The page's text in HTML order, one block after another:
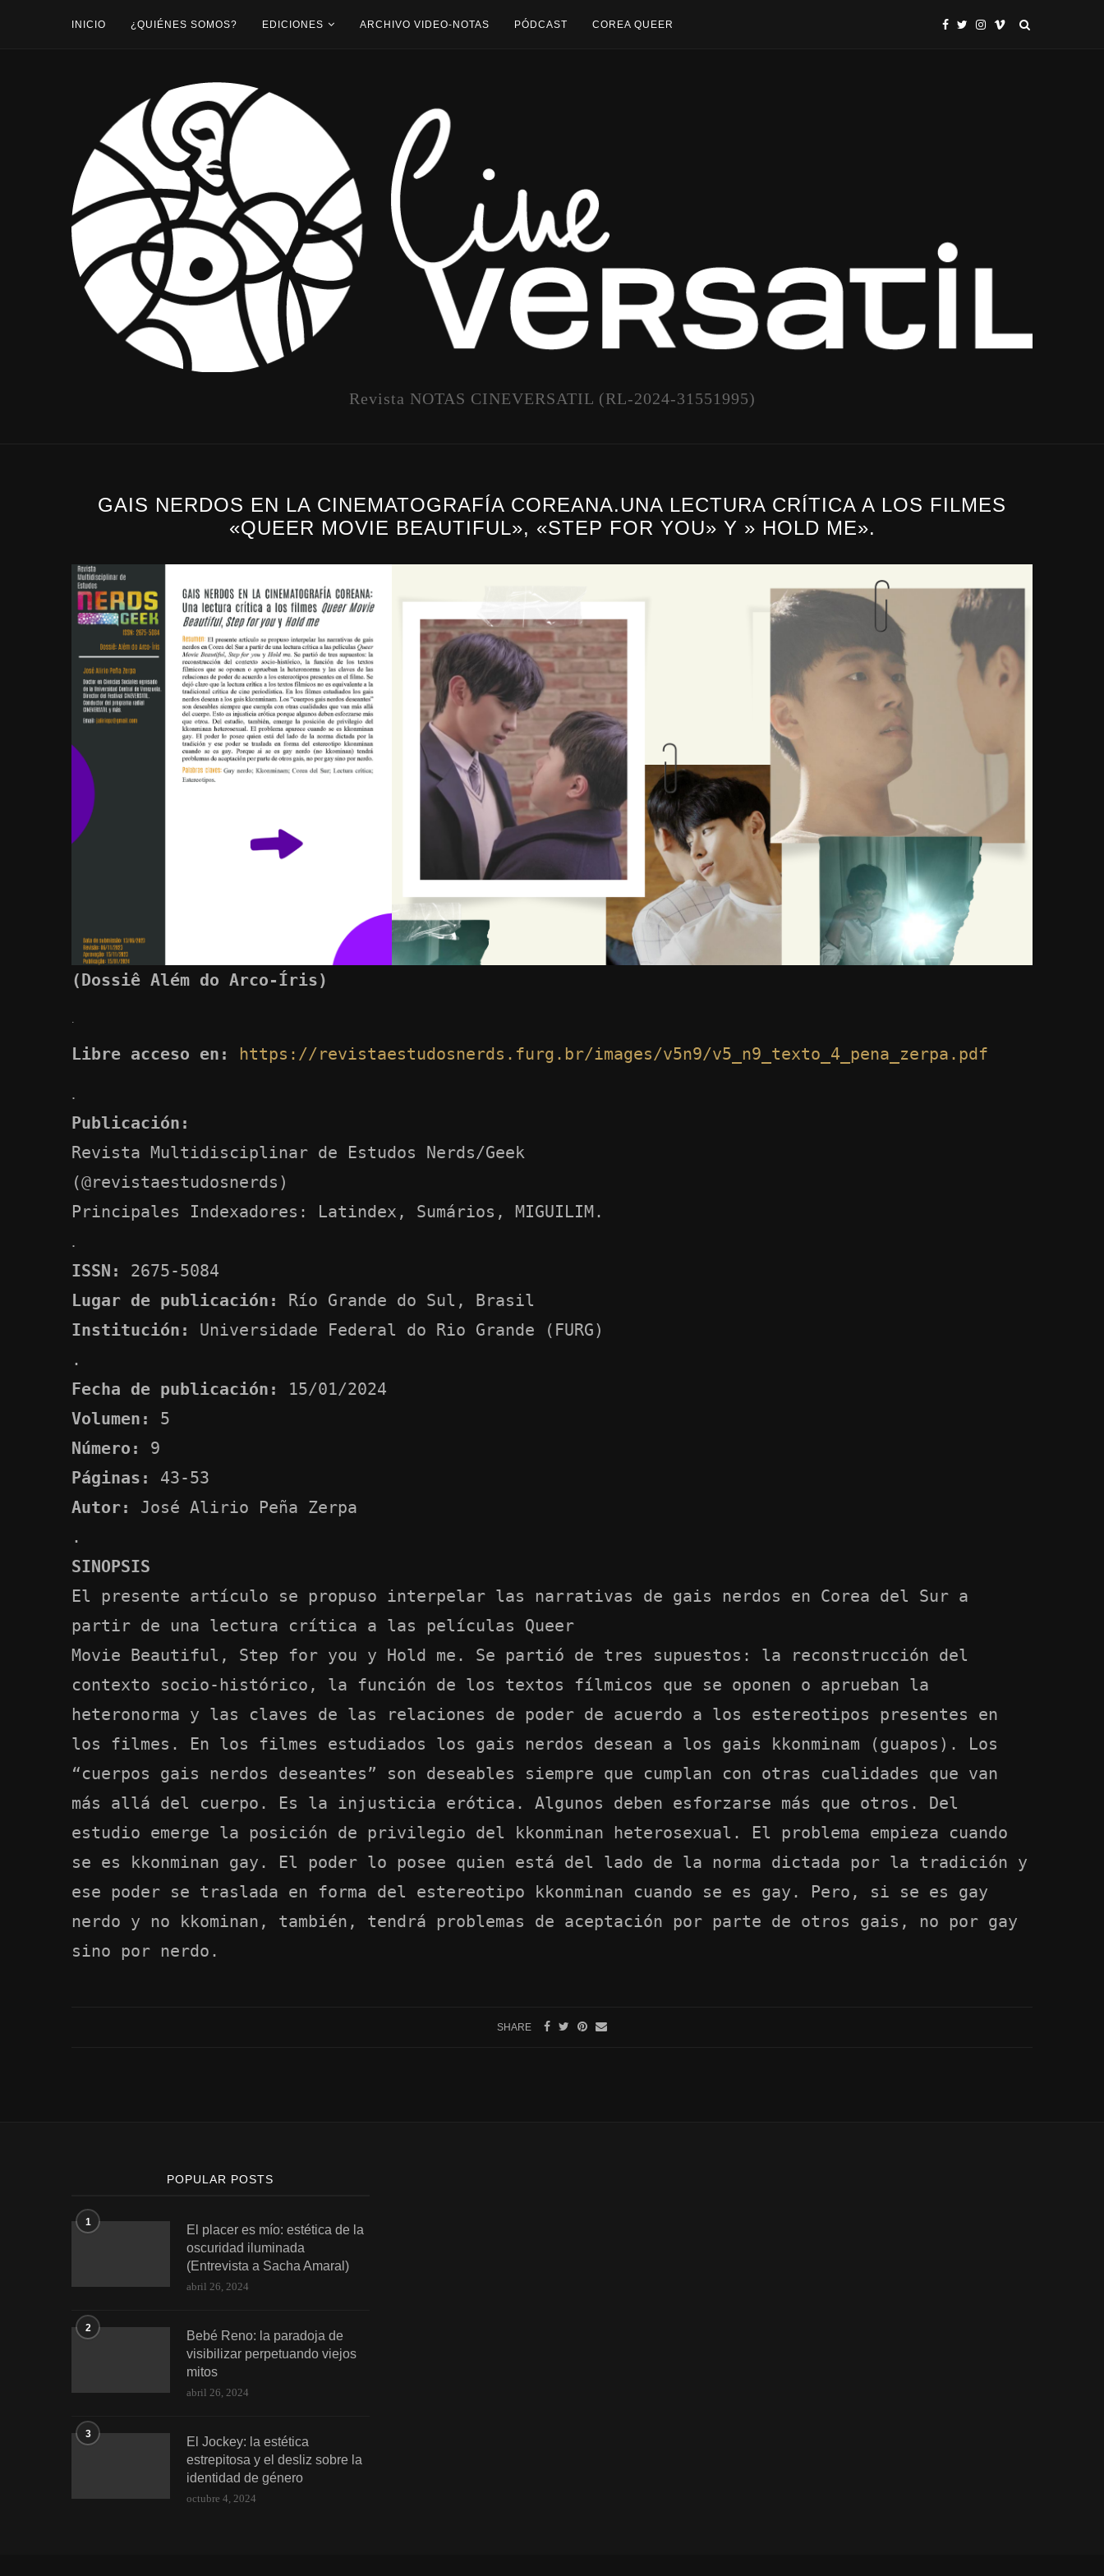
INICIO ¿QUIÉNES SOMOS? EDICIONES ARCHIVO VIDEO-NOTAS PÓDCAST COREA QUEER
Revista NOTAS CINEVERSATIL (RL-2024-31551995)
GAIS NERDOS EN LA CINEMATOGRAFÍA COREANA.UNA LECTURA CRÍTICA A LOS FILMES
«QUEER MOVIE BEAUTIFUL», «STEP FOR YOU» Y » HOLD ME».
(Dossiê Além do Arco-Íris)
Libre acceso en: https://revistaestudosnerds.furg.br/images/v5n9/v5_n9_texto_4_pena_zerpa.pdf
.
Publicación:
Revista Multidisciplinar de Estudos Nerds/Geek
(@revistaestudosnerds)
Principales Indexadores: Latindex, Sumários, MIGUILIM.
.
ISSN:
2675-5084
Lugar de publicación: Río Grande do Sul, Brasil
Institución: Universidade Federal do Rio Grande (FURG)
.
Fecha de publicación:
15/01/2024
Volumen:
5
Número:
9
Páginas: 43-53
Autor:
José Alirio Peña Zerpa
.
SINOPSIS
El presente artículo se propuso interpelar las narrativas de gais nerdos en Corea del Sur a
partir de una lectura crítica a las películas Queer
Movie Beautiful, Step for you y Hold me. Se partió de tres supuestos: la reconstrucción del
contexto socio-histórico, la función de los textos fílmicos que se oponen o aprueban la
heteronorma y las claves de las relaciones de poder de acuerdo a los estereotipos presentes en
los filmes. En los filmes estudiados los gais nerdos desean a los gais kkonminam (guapos). Los
“cuerpos gais nerdos deseantes” son deseables siempre que cumplan con otras cualidades que van
más allá del cuerpo. Es la injusticia erótica. Algunos deben esforzarse más que otros. Del
estudio emerge la posición de privilegio del kkonminan heterosexual. El problema empieza cuando
se es kkonminan gay. El poder lo posee quien está del lado de la norma dictada por la tradición y
ese poder se traslada en forma del estereotipo kkonminan cuando se es gay. Pero, si se es gay
nerdo y no kkominan, también, tendrá problemas de aceptación por parte de otros gais, no por gay
sino por nerdo.
SHARE
POPULAR POSTS
1
El placer es mío: estética de la
oscuridad iluminada
(Entrevista a Sacha Amaral)
abril 26, 2024
2
Bebé Reno: la paradoja de
visibilizar perpetuando viejos
mitos
abril 26, 2024
3
El Jockey: la estética
estrepitosa y el desliz sobre la
identidad de género
octubre 4, 2024